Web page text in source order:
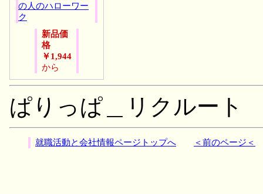
の人のハローワー
ク
新品価
格
￥1,944
から
ぱりっぱ＿リクルート
就職活動と会社情報ページトップへ ＜前のページ＜